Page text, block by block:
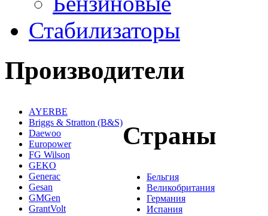
Стабилизаторы
Производители
AYERBE
Briggs & Stratton (B&S)
Daewoo
Europower
FG Wilson
GEKO
Generac
Gesan
GMGen
GrantVolt
Страны
Бельгия
Великобритания
Германия
Испания